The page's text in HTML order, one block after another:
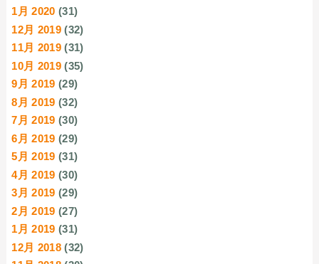
1月 2020 (31)
12月 2019 (32)
11月 2019 (31)
10月 2019 (35)
9月 2019 (29)
8月 2019 (32)
7月 2019 (30)
6月 2019 (29)
5月 2019 (31)
4月 2019 (30)
3月 2019 (29)
2月 2019 (27)
1月 2019 (31)
12月 2018 (32)